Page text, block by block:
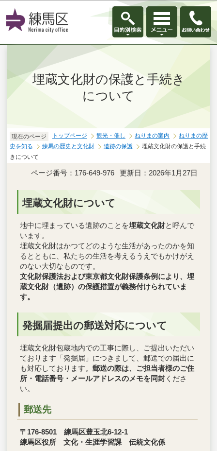
このページの本文へ移動
埋蔵文化財の保護と手続き
について
現在のページ トップページ 観光・催し ねりまの案内
ねりまの歴
史を知る
練馬の歴史と文化財 遺跡の保護
埋蔵文化財の保護と手続
きについて
ページ番号：176-649-976 更新日：2026年1月27日
埋蔵文化財について
地中に埋まっている遺跡のことを埋蔵文化財と呼んで
います。
埋蔵文化財はかつてどのような生活があったのかを知
るとともに、私たちの生活を考えるうえでもかけがえ
のない大切なものです。
文化財保護法および東京都文化財保護条例により、埋
蔵文化財（遺跡）の保護措置が義務付けられていま
す。
発掘届提出の郵送対応について
埋蔵文化財包蔵地内での工事に際し、ご提出いただい
ております「発掘届」につきまして、郵送での届出に
も対応しております。 郵送の際は、ご担当者様のご住
所・電話番号・メールアドレスのメモを同封 くださ
い。
郵送先
〒176-8501 練馬区豊玉北6-12-1
練馬区役所 文化・生涯学習課 伝統文化係